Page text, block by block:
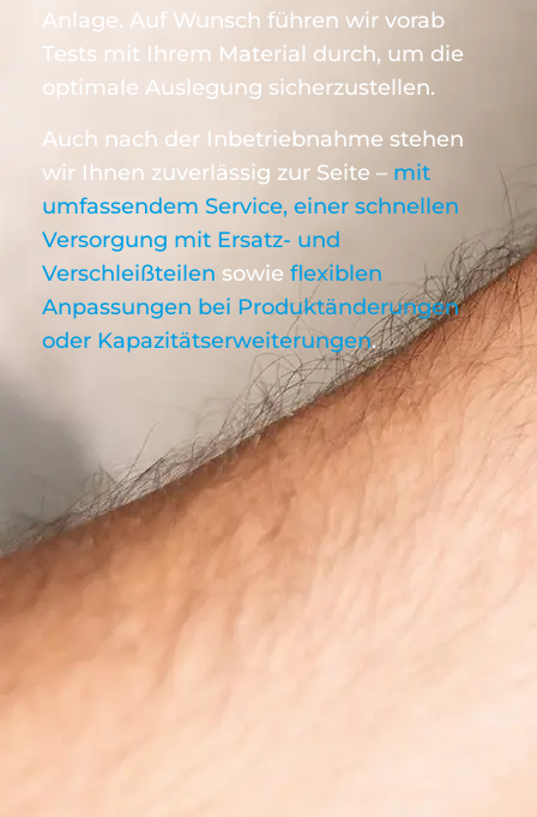
Anlage. Auf Wunsch führen wir vorab
Tests mit Ihrem Material durch, um die
optimale Auslegung sicherzustellen.
Auch nach der Inbetriebnahme stehen
wir Ihnen zuverlässig zur Seite – mit
umfassendem Service, einer schnellen
Versorgung mit Ersatz- und
Verschleißteilen sowie flexiblen
Anpassungen bei Produktänderungen
oder Kapazitätserweiterungen.